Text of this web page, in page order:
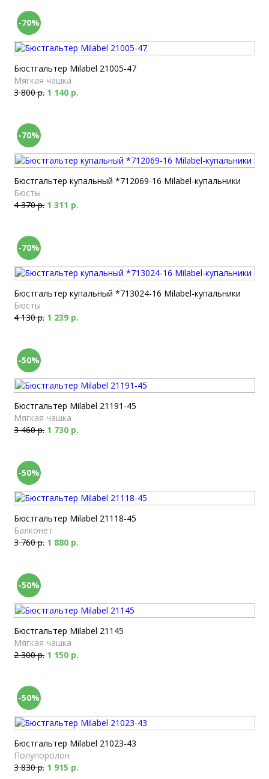
-70%
Бюстгальтер Milabel 21005-47
Мягкая чашка
3 800 р. 1 140 р.
-70%
Бюстгальтер купальный *712069-16 Milabel-купальники
Бюсты
4 370 р. 1 311 р.
-70%
Бюстгальтер купальный *713024-16 Milabel-купальники
Бюсты
4 130 р. 1 239 р.
-50%
Бюстгальтер Milabel 21191-45
Мягкая чашка
3 460 р. 1 730 р.
-50%
Бюстгальтер Milabel 21118-45
Балконет
3 760 р. 1 880 р.
-50%
Бюстгальтер Milabel 21145
Мягкая чашка
2 300 р. 1 150 р.
-50%
Бюстгальтер Milabel 21023-43
Полупоролон
3 830 р. 1 915 р.